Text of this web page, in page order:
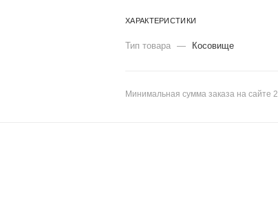
ХАРАКТЕРИСТИКИ
Тип товара — Косовище
Минимальная сумма заказа на сайте